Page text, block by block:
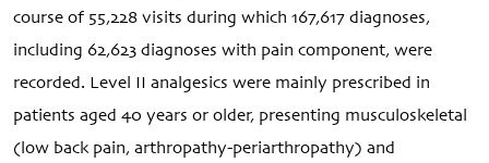
course of 55,228 visits during which 167,617 diagnoses,
including 62,623 diagnoses with pain component, were
recorded. Level II analgesics were mainly prescribed in
patients aged 40 years or older, presenting musculoskeletal
(low back pain, arthropathy-periarthropathy) and